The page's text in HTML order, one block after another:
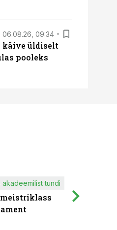
06.08.26, 09:34
käive üldiselt
pooleks
akadeemilist tundi